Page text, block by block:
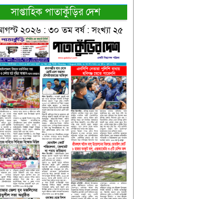
সাপ্তাহিক পাতাকুঁড়ির দেশ
২০২৬ : ৩০ তম বর্ষ : সংখ্যা ২৫